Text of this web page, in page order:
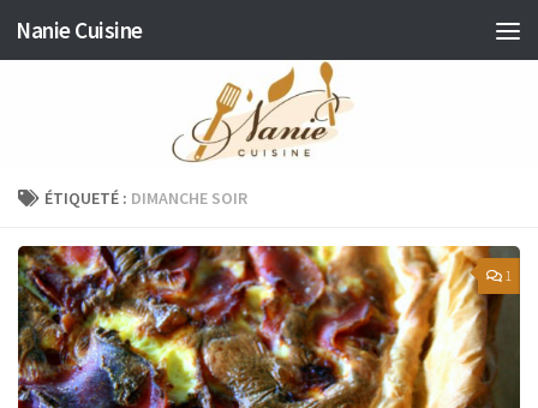
Skip to content
Nanie Cuisine
ÉTIQUETÉ : DIMANCHE SOIR
1